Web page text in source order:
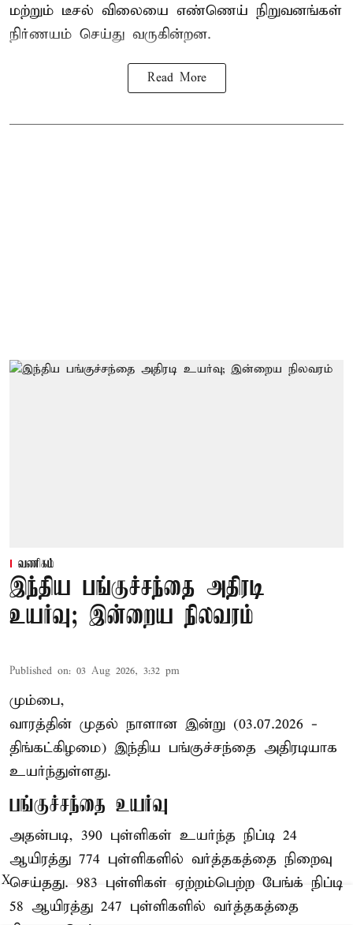
மற்றும் டீசல் விலையை எண்ணெய் நிறுவனங்கள்
நிர்ணயம் செய்து வருகின்றன.
Read More
வணிகம்
இந்திய பங்குச்சந்தை அதிரடி
உயர்வு; இன்றைய நிலவரம்
Published on: 03 Aug 2026, 3:32 pm
மும்பை,
வாரத்தின் முதல் நாளான இன்று (03.07.2026 -
திங்கட்கிழமை) இந்திய பங்குச்சந்தை அதிரடியாக
உயர்ந்துள்ளது.
பங்குச்சந்தை உயர்வு
அதன்படி, 390 புள்ளிகள் உயர்ந்த நிப்டி 24
ஆயிரத்து 774 புள்ளிகளில் வர்த்தகத்தை நிறைவு
செய்தது. 983 புள்ளிகள் ஏற்றம்பெற்ற பேங்க் நிப்டி
58 ஆயிரத்து 247 புள்ளிகளில் வர்த்தகத்தை
X